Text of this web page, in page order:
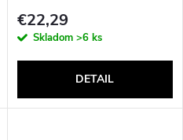
€22,29
Skladom >6 ks
DETAIL